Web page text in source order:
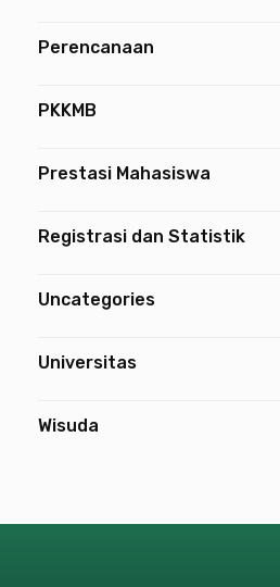
Perencanaan
PKKMB
Prestasi Mahasiswa
Registrasi dan Statistik
Uncategories
Universitas
Wisuda